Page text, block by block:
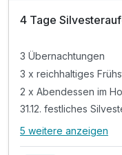
4 Tage
3 Übernachtungen
3 x reichhaltiges
2 x Abendessen im
31.12. festliches
Alle
5 weitere anzeigen